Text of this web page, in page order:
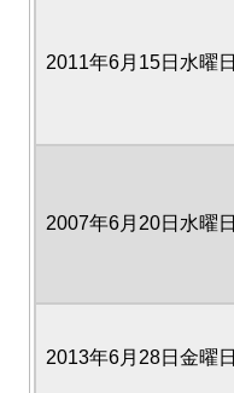
2011年6月15日水曜日
2007年6月20日水曜日
2013年6月28日金曜日